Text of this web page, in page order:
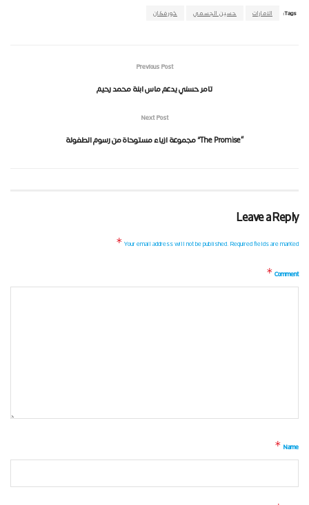
Tags: الامارات حسين الجسمي خورفكان
Previous Post
تامر حسني يدعم ماس ابنة محمد رحيم
Next Post
“The Promise” مجموعة ازياء مستوحاة من رسوم الطفولة
Leave a Reply
Your email address will not be published.Required fields are marked
*
Comment
*
Name
*